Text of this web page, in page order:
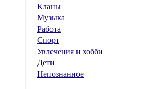
Кланы
Музыка
Работа
Спорт
Увлечения и хобби
Дети
Непознанное